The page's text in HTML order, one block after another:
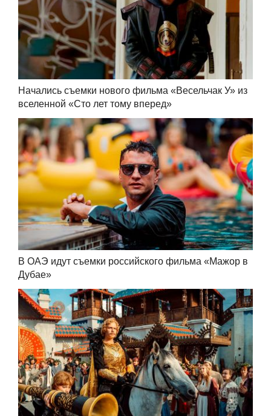
Начались съемки нового фильма «Весельчак У» из
вселенной «Сто лет тому вперед»
В ОАЭ идут съемки российского фильма «Мажор в
Дубае»